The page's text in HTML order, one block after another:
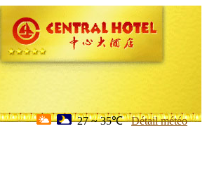
27 ~ 35℃ Détail météo